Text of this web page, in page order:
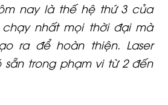
nay là thế hệ thứ 3 của
nhất mọi thời đại mà
ra để hoàn thiện. Laser
sẵn trong phạm vi từ 2 đến